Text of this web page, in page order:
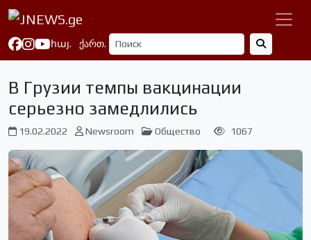
հայ. ქართ.
В Грузии темпы вакцинации
серьезно замедлились
19.02.2022 Newsroom Общество 1067